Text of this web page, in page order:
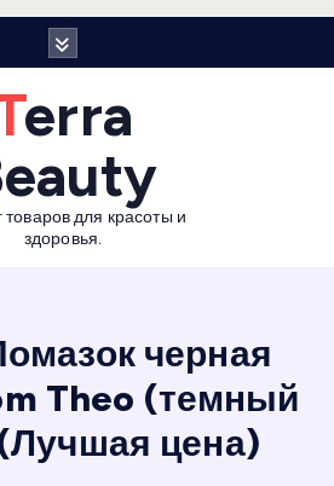
товаров для красоты и
здоровья.
черная
Theo (темный
цена)